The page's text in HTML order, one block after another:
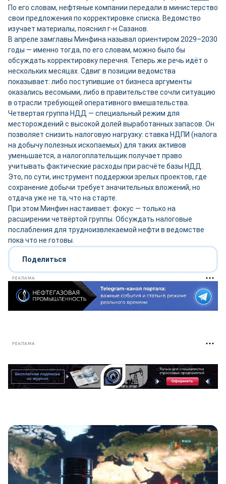
По его словам, нефтяные компании передали в министерство
свои предложения по корректировке списка. Ведомство
изучает материалы, пояснил г-н Сазанов.
В апреле замглавы Минфина называл ориентиром 2029–2030
годы — именно тогда, по его словам, можно было бы
обсуждать корректировку перечня. Теперь же речь идёт о
нескольких месяцах. Сдвиг в позиции ведомства
показывает: либо поступившие от бизнеса аргументы
оказались весомыми, либо в правительстве сочли ситуацию
в отрасли требующей оперативного вмешательства.
Четвертая группа НДД — специальный режим для
месторождений с высокой долей выработанных запасов. Он
позволяет снизить налоговую нагрузку: ставка НДПИ (налога
на добычу полезных ископаемых) для таких активов
уменьшается, а налогоплательщик получает право
учитывать фактические расходы при расчёте базы НДД.
Это, по сути, инструмент поддержки зрелых проектов, где
сохранение добычи требует значительных вложений, но
отдача уже не та, что на старте.
При этом Минфин настаивает: фокус — только на
расширении четвёртой группы. Обсуждать налоговые
послабления для трудноизвлекаемой нефти в ведомстве
пока что не готовы.
Поделиться
РЕКЛАМА
РЕКЛАМА